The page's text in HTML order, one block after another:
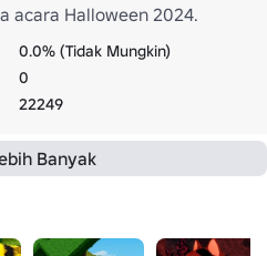
acara Halloween 2024.
0.0% (Tidak Mungkin)
0
22249
Banyak